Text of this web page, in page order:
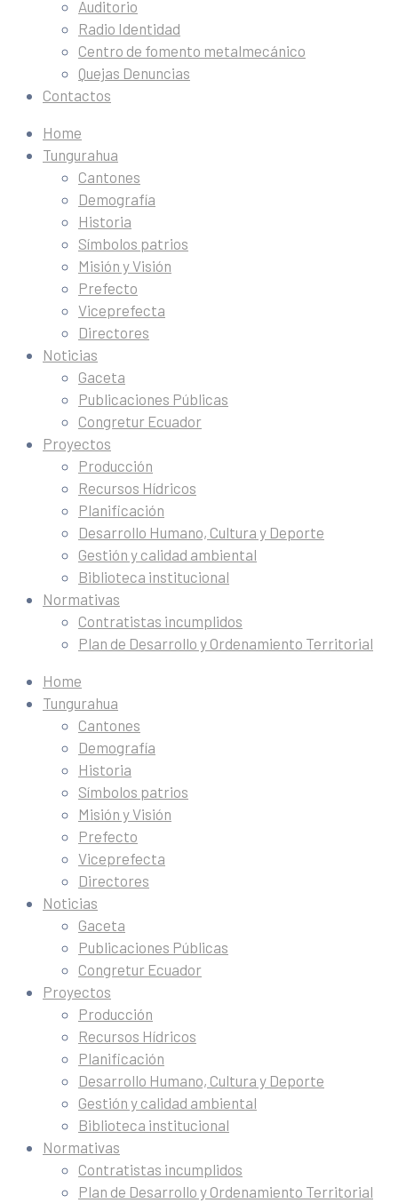
Auditorio
Radio Identidad
Centro de fomento metalmecánico
Quejas Denuncias
Contactos
Home
Tungurahua
Cantones
Demografía
Historia
Símbolos patrios
Misión y Visión
Prefecto
Viceprefecta
Directores
Noticias
Gaceta
Publicaciones Públicas
Congretur Ecuador
Proyectos
Producción
Recursos Hídricos
Planificación
Desarrollo Humano, Cultura y Deporte
Gestión y calidad ambiental
Biblioteca institucional
Normativas
Contratistas incumplidos
Plan de Desarrollo y Ordenamiento Territorial
Home
Tungurahua
Cantones
Demografía
Historia
Símbolos patrios
Misión y Visión
Prefecto
Viceprefecta
Directores
Noticias
Gaceta
Publicaciones Públicas
Congretur Ecuador
Proyectos
Producción
Recursos Hídricos
Planificación
Desarrollo Humano, Cultura y Deporte
Gestión y calidad ambiental
Biblioteca institucional
Normativas
Contratistas incumplidos
Plan de Desarrollo y Ordenamiento Territorial